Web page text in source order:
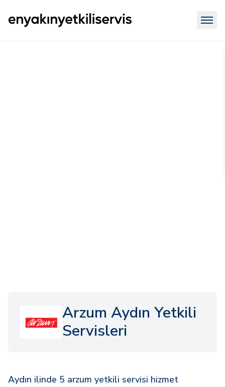
Arzum Aydın Yetkili
Servisleri
Aydın ilinde 5 arzum yetkili servisi hizmet